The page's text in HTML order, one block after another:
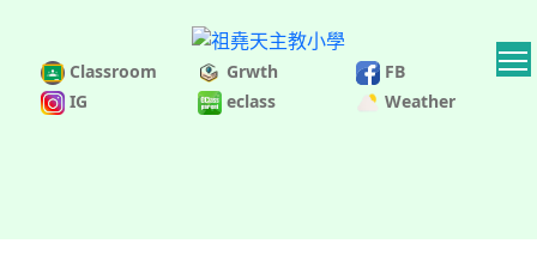
Classroom Grwth
FB
IG
eclass Weather